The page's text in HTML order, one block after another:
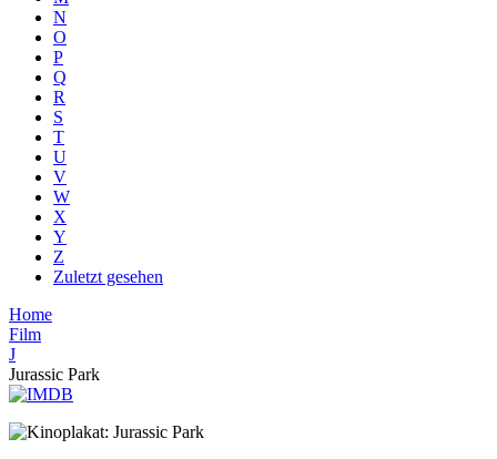
N
O
P
Q
R
S
T
U
V
W
X
Y
Z
Zuletzt gesehen
Home
Film
J
Jurassic Park